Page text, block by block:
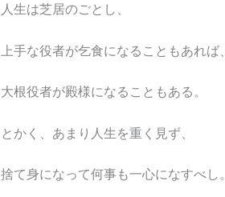
人生は芝居のごとし、
上手な役者が乞食になることもあれば、
大根役者が殿様になることもある。
とかく、あまり人生を重く見ず、
捨て身になって何事も一心になすべし。